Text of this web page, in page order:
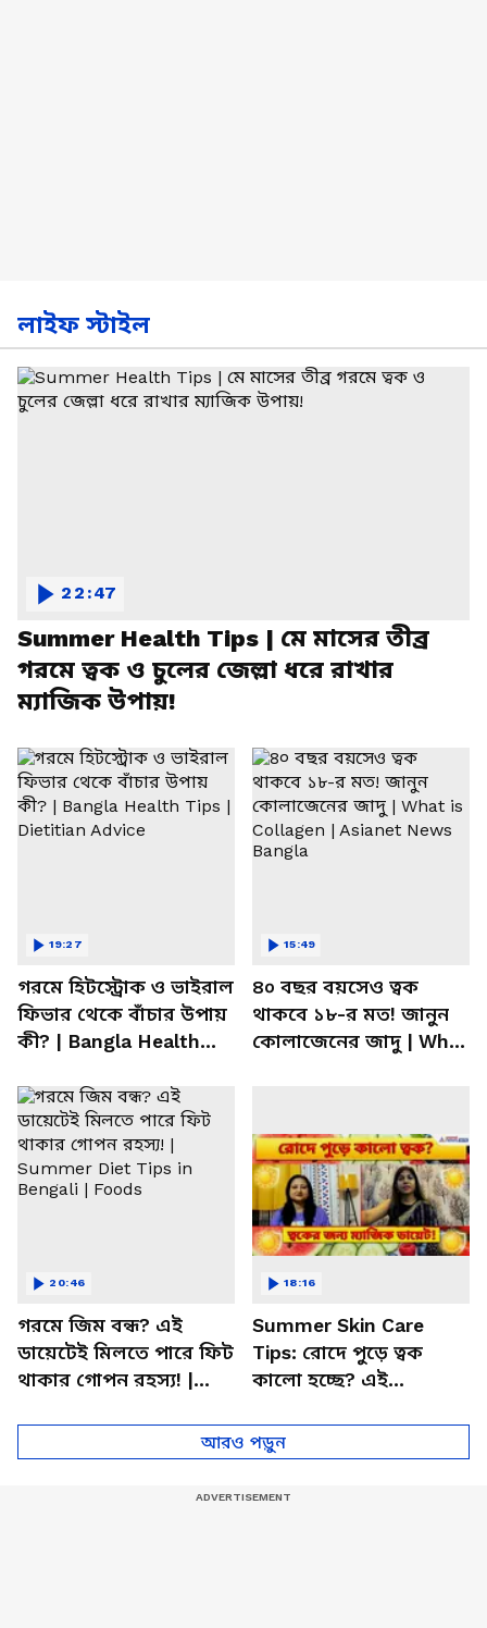
লাইফ স্টাইল
Summer Health Tips | মে মাসের তীব্র
গরমে ত্বক ও চুলের জেল্লা ধরে রাখার
ম্যাজিক উপায়!
22:47
গরমে হিটস্ট্রোক ও ভাইরাল
ফিভার থেকে বাঁচার উপায়
কী? | Bangla Health
19:27
৪০ বছর বয়সেও ত্বক
থাকবে ১৮-র মত! জানুন
কোলাজেনের জাদু | What
15:49
গরমে জিম বন্ধ? এই
ডায়েটেই মিলতে পারে ফিট
থাকার গোপন রহস্য! |
20:46
Summer Skin Care
Tips: রোদে পুড়ে ত্বক
কালো হচ্ছে? এই
জেল্লা!
18:16
আরও পড়ুন